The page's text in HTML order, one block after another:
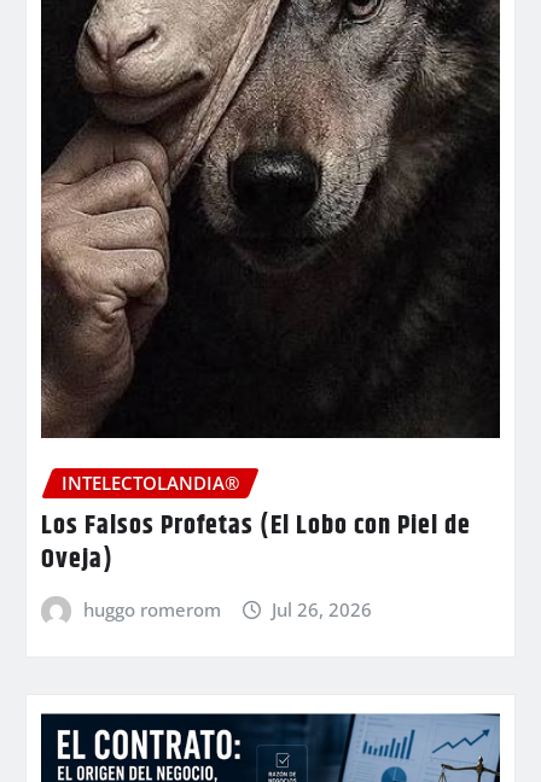
INTELECTOLANDIA®
Los Falsos Profetas (El Lobo con Piel de
Oveja)
huggo romerom Jul 26, 2026